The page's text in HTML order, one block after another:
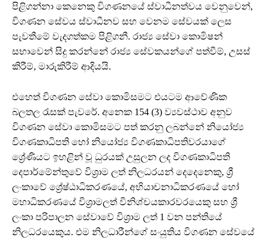
පිළිගන්නා කෙනෙකු විගණනයේ ස්වාධීනත්වය වෙනුවෙන්,
විගණන සේවය ස්වාධීනව සහ වෙනම සේවයක් ලෙස
පැවතීමේ වැදගත්කම පිළිගනී. රාජ්‍ය සේවා කොමිෂන්
සභාවෙන් සිදු කරන්නේ රාජ්‍ය සේවකයන්ගේ පත්වීම්, උසස්
කිරීම්, මාරුකිරීම් ආදියයි.
එහෙත් විගණන සේවා කොමිසමට එයටම ආවේණික
බලතල රැසක් පැවරේ. අනෙක 154 (3) ව්‍යවස්ථාව අනුව
විගණන සේවා කොමිසමට පත් කරනු ලබන්නේ නියෝජ්‍ය
විගණකාධිපති හෝ නියෝජ්‍ය විගණකාධිපතිවරයාගේ
ශ්‍රේණියට ඉහළින් වූ ධුරයක් උසුලන ලද විගණකාධිපති
දෙපාර්මේන්තුවේ විශ්‍රාම ලත් නිලධරයන් දෙදෙනෙකු, ශ්‍රී
ලංකාවේ ශ්‍රේෂ්ඨාධිකරණයේ, අභියාචනාධිකරණයේ හෝ
මහාධිකරණයේ විශ්‍රාමලත් විනිශ්චයකාරවරයෙකු සහ ශ්‍රී
ලංකා පරිපාලන සේවාවේ විශ්‍රාම ලත් 1 වන පන්තියේ
නිලධරයෙකුය. එම නිලධාරීන්ගේ සංයුතිය විගණන සේවයේ